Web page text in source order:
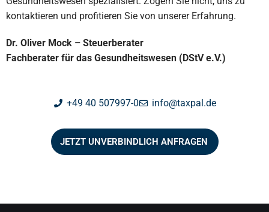
kontaktieren und profitieren Sie von unserer Erfahrung.
Dr. Oliver Mock – Steuerberater
Fachberater für das Gesundheitswesen (DStV e.V.)
+49 40 507997-0 info@taxpal.de
JETZT UNVERBINDLICH ANFRAGEN